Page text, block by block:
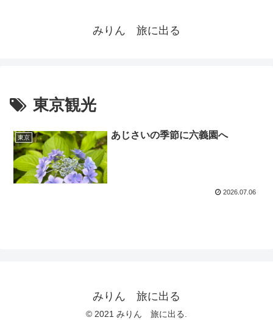
みりん 旅に出る
東京観光
東京 あじさいの季節に六義園へ
2026.07.06
みりん 旅に出る
© 2021 みりん 旅に出る.